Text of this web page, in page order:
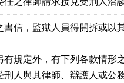
書信，監獄人員得開拆或以
有規定外，有下列各款情形
刑人與其律師、辯護人或公